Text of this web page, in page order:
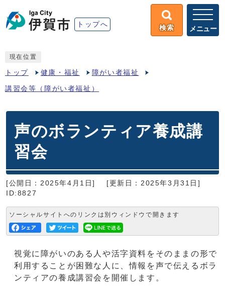
トップへ 検索 メニュー
現在位置
トップ 健康・福祉 障がい者福祉
講習会等（障がい者福祉）
声のボランティア養成講
習会
[公開日：2025年4月1日]
[更新日：2025年3月31日]
ID:8827
ソーシャルサイトへのリンクは別ウィンドウで開きます
視覚に障がいのある人や活字資料をそのままの形で
利用することが困難な人に、情報を声で伝えるボラ
ンティアの養成講習会を開催します。